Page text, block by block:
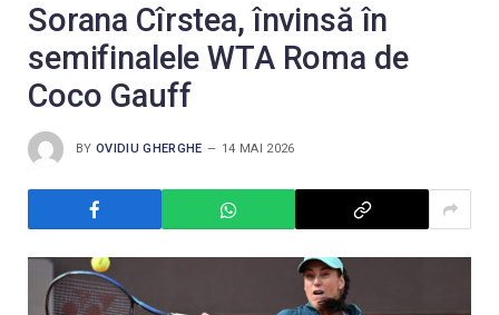
Sorana Cîrstea, învinsă în
semifinalele WTA Roma de
Coco Gauff
BY OVIDIU GHERGHE 14 MAI 2026